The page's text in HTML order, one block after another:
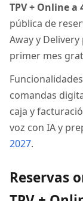
TPV + Online a
pública de
Away y
primer mes
comandas
caja y
voz con IA y
2027.
Reservas